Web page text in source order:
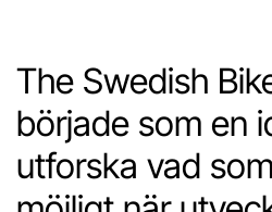
The Swedish
började som en
utforska vad